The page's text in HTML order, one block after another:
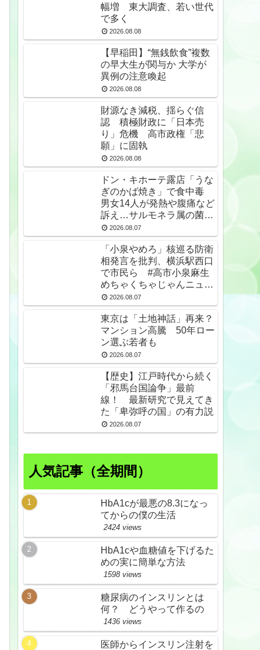
幅増 東大調査、若い世代
で多く
2026.08.08
【早稲田】“無銭飲食”複数
の早大生が関与か 大学が
異例の注意喚起
2026.08.08
財源なき減税、揺らぐ信
認 積極財政に「日本売
り」危機 高市政権「悲
願」に固執
2026.08.08
ドン・キホーテ露店「うな
ぎのかば焼き」で食中毒
男女14人が発熱や腹痛など
訴え…サルモネラ属の菌検
出2026.08.07
「小泉やめろ」核巡る防衛
相発言を批判、横浜駅西口
で市民ら #高市小泉麻生
めちゃくちゃじゃんニュー
スdeプロテスト
2026.08.07
東京は「土地神話」再来？
マンション高騰 50年ロー
ン選ぶ若者も
2026.08.07
【歴史】江戸時代から続く
「邪馬台国論争」最前
線！ 最新研究で見えてき
た「卑弥呼の国」の有力説
2026.08.07
人気記事（全期間）
HbA1cが最悪の8.3になっ
てからの僕の生活
2424 views
HbA1cや血糖値を下げるた
めの実に簡単な方法
1598 views
糖尿病のインスリンとは
何？ どうやって作るの
1436 views
医師からインスリン注射を